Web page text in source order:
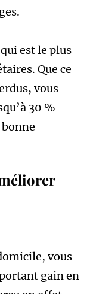
est le plus
Que ce
vous
30 %
vous
gain en